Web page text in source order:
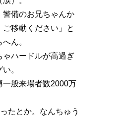
警備のお兄ちゃんか
移動ください」と
ん。
ゃハードルが高過ぎ
。
一般来場者数2000万
たとか。なんちゅう